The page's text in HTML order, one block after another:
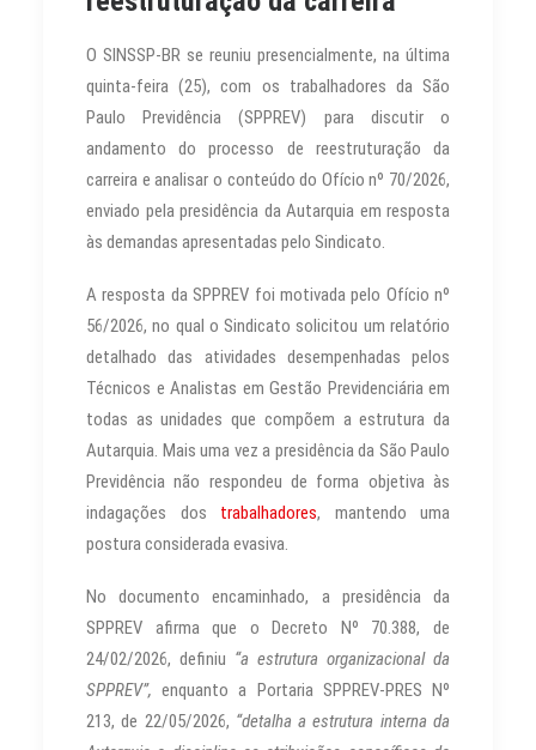
O SINSSP-BR se reuniu presencialmente, na última
quinta-feira (25), com os trabalhadores da São
Paulo Previdência (SPPREV) para discutir o
andamento do processo de reestruturação da
carreira e analisar o conteúdo do Ofício nº 70/2026,
enviado pela presidência da Autarquia em resposta
às demandas apresentadas pelo Sindicato.
A resposta da SPPREV foi motivada pelo Ofício nº
56/2026, no qual o Sindicato solicitou um relatório
detalhado das atividades desempenhadas pelos
Técnicos e Analistas em Gestão Previdenciária em
todas as unidades que compõem a estrutura da
Autarquia. Mais uma vez a presidência da São Paulo
Previdência não respondeu de forma objetiva às
indagações dos trabalhadores, mantendo uma
postura considerada evasiva.
No documento encaminhado, a presidência da
SPPREV afirma que o Decreto Nº 70.388, de
24/02/2026, definiu “a estrutura organizacional da
SPPREV”, enquanto a Portaria SPPREV-PRES Nº
213, de 22/05/2026, “detalha a estrutura interna da